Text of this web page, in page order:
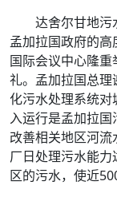
达舍尔甘地污
孟加拉国政府的
国际会议中心隆
礼。孟加拉国总理
化污水处理系统
入运行是孟加拉
改善相关地区河
厂日处理污水能
区的污水，使近